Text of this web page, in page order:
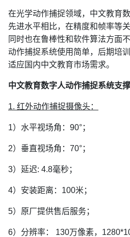
在光学动作捕捉领域，中文教育
先进水平相比，在精度和帧率等
同时也在鲁棒性和软件算法方面
动作捕捉系统使用简单，后期培
适应国内中文教育市场需求。
中文教育数字人动作捕捉系统支撑
1. 红外动作捕捉摄像头：
1）水平视场角：90°；
2）垂直视场角：70°；
3）延迟: 4.8毫秒；
4）安装距离：100米；
5）原厂提供售后服务；
6）分辨率： 130万像素，